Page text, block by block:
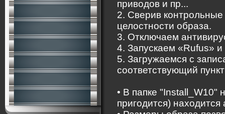
приводов и пр...
2. Сверив
целостности образа.
3. Отключаем
4. Запускаем «Rufus»
5. Загружаемся с
соответствующий
• В папке "Install_W10"
пригодится) находится